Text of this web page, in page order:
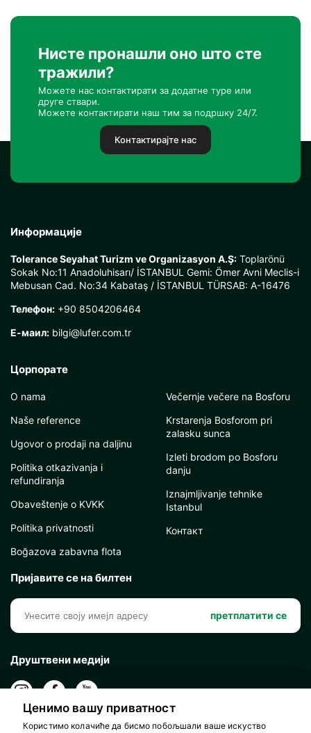
Нисте пронашли оно што сте
тражили?
Можете нас контактирати за додатне туре или
друге ствари.
Можете контактирати наш тим за подршку 24/7.
Контактирајте нас
Информације
Tolerance Seyahat Turizm ve Organizasyon A.Ş: Toplarönü
Sokak No:11 Anadoluhisarı/ İSTANBUL Gemi: Ömer Avni Meclis-i
Mebusan Cad. No:34 Kabataş / İSTANBUL TÜRSAB: A-16476
Телефон: +90 8504206464
Е-маил: bilgi@lufer.com.tr
Цорпорате
O nama
Naše reference
Ugovor o prodaji na daljinu
Politika otkazivanja i
refundiranja
Obaveštenje o KVKK
Politika privatnosti
Boğazova zabavna flota
Večernje večere na Bosforu
Krstarenja Bosforom pri
zalasku sunca
Izleti brodom po Bosforu
danju
Iznajmljivanje tehnike
Istanbul
Контакт
Пријавите се на билтен
претплатити се
Друштвени медији
Ценимо вашу приватност
Користимо колачиће да бисмо побољшали ваше искуство